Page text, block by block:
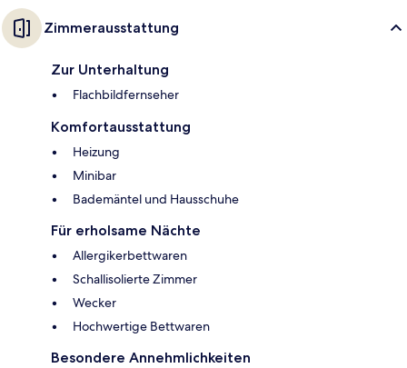
Zimmerausstattung
Zur Unterhaltung
Flachbildfernseher
Komfortausstattung
Heizung
Minibar
Bademäntel und Hausschuhe
Für erholsame Nächte
Allergikerbettwaren
Schallisolierte Zimmer
Wecker
Hochwertige Bettwaren
Besondere Annehmlichkeiten